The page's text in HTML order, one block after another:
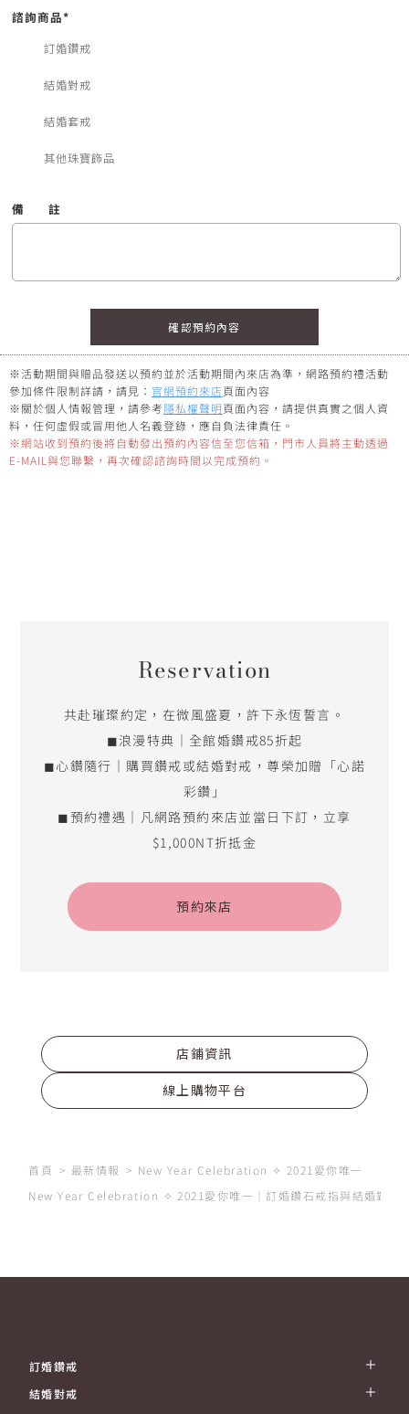
諮詢商品*
訂婚鑽戒
結婚對戒
結婚套戒
其他珠寶飾品
備 註
※活動期間與贈品發送以預約並於活動期間內來店為準，網路預約禮活動
參加條件限制詳請，請見： 官網預約來店頁面內容
※關於個人情報管理，請參考隱私權聲明頁面內容，請提供真實之個人資
料，任何虛假或冒用他人名義登錄，應自負法律責任。
※網站收到預約後將自動發出預約內容信至您信箱，門市人員將主動透過
E-MAIL與您聯繫，再次確認諮詢時間以完成預約。
Reservation
共赴璀璨約定，在微風盛夏，許下永恆誓言。
◼浪漫特典｜全館婚鑽戒85折起
◼心鑽隨行｜購買鑽戒或結婚對戒，尊榮加贈「心諾
彩鑽」
◼預約禮遇｜凡網路預約來店並當日下訂，立享
$1,000NT折抵金
預約來店
店鋪資訊
線上購物平台
首頁 最新情報
New Year Celebration ✧ 2021愛你唯一
New Year Celebration ✧ 2021愛你唯一｜訂婚鑽石戒指與結婚對戒
訂婚鑽戒
結婚對戒